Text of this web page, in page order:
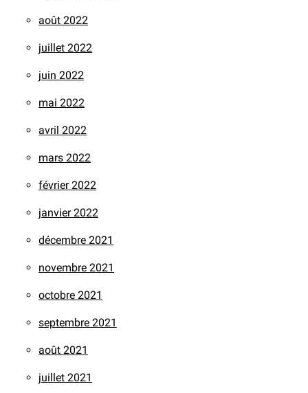
août 2022
juillet 2022
juin 2022
mai 2022
avril 2022
mars 2022
février 2022
janvier 2022
décembre 2021
novembre 2021
octobre 2021
septembre 2021
août 2021
juillet 2021